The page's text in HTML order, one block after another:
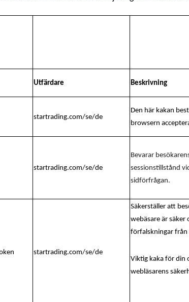
Utfärdare Beskrivning
startrading.com/se/de
Den här kakan
browsern
startrading.com/se/de
Bevarar
sessionstillstånd
sidförfrågan.
startrading.com/se/de
Säkerställer att
webäsare är säker
förfalskningar från
Viktig kaka för din
webläsarens